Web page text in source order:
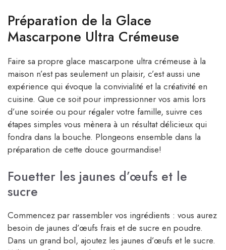
Préparation de la Glace
Mascarpone Ultra Crémeuse
Faire sa propre glace mascarpone ultra crémeuse à la
maison n’est pas seulement un plaisir, c’est aussi une
expérience qui évoque la convivialité et la créativité en
cuisine. Que ce soit pour impressionner vos amis lors
d’une soirée ou pour régaler votre famille, suivre ces
étapes simples vous mènera à un résultat délicieux qui
fondra dans la bouche. Plongeons ensemble dans la
préparation de cette douce gourmandise!
Fouetter les jaunes d’œufs et le
sucre
Commencez par rassembler vos ingrédients : vous aurez
besoin de jaunes d’œufs frais et de sucre en poudre.
Dans un grand bol, ajoutez les jaunes d’œufs et le sucre.